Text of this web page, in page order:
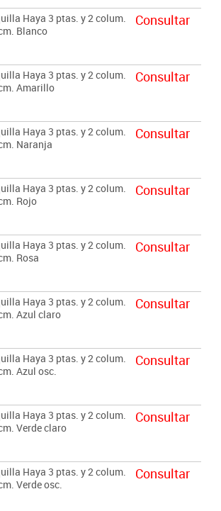
por encargo. En caso de devolución no se
del valor de la mercancía.
Haya 3 ptas. y 2 colum.
Blanco
Consultar
Haya 3 ptas. y 2 colum.
Amarillo
Consultar
Haya 3 ptas. y 2 colum.
Naranja
Consultar
Haya 3 ptas. y 2 colum.
Rojo
Consultar
Haya 3 ptas. y 2 colum.
Rosa
Consultar
Haya 3 ptas. y 2 colum.
Azul claro
Consultar
Haya 3 ptas. y 2 colum.
Azul osc.
Consultar
Haya 3 ptas. y 2 colum.
Verde claro
Consultar
Haya 3 ptas. y 2 colum.
Verde osc.
Consultar